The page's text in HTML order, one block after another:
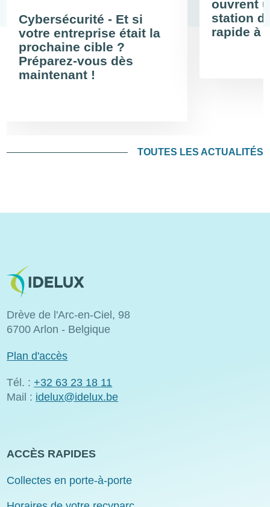
Cybersécurité - Et si
votre entreprise était la
prochaine cible ?
Préparez-vous dès
maintenant !
ouvrent
station
rapide à
TOUTES LES ACTUALITÉS
Image
Drève de l'Arc-en-Ciel, 98
6700 Arlon - Belgique
Plan d'accès
Tél. : +32 63 23 18 11
Mail : idelux@idelux.be
ACCÈS RAPIDES
Collectes en porte-à-porte